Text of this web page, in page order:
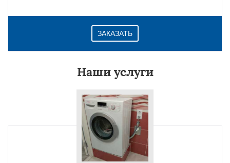
ЗАКАЗАТЬ
Наши услуги